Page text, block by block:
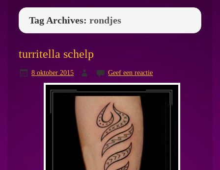
Tag Archives: rondjes
turritella schelp
8 oktober 2015 Geef een reactie